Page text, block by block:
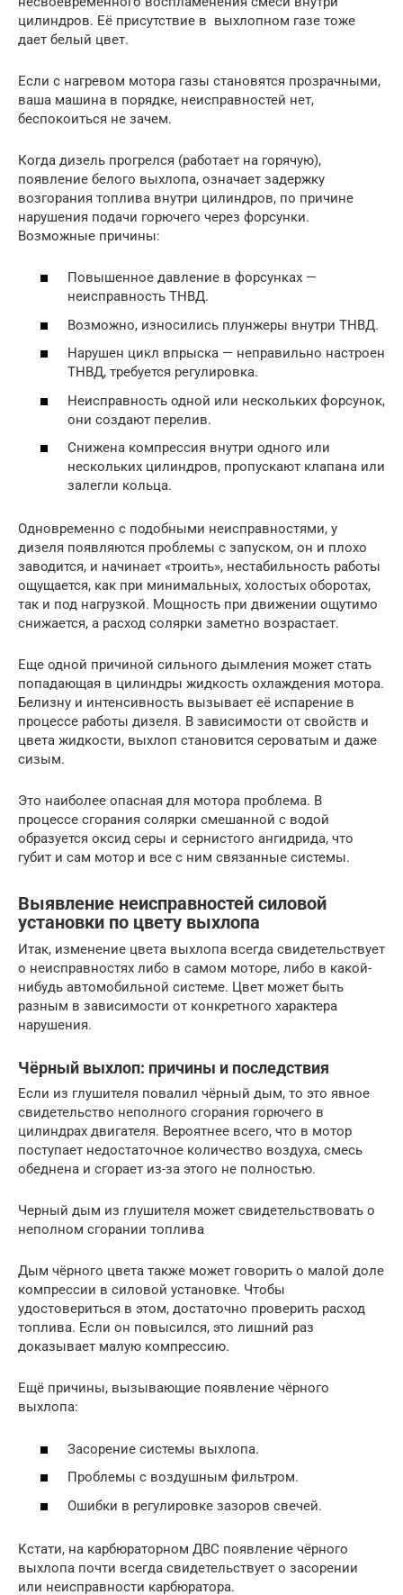
цилиндров. Её присутствие в выхлопном газе тоже
дает белый цвет.
Если с нагревом мотора газы становятся прозрачными,
ваша машина в порядке, неисправностей нет,
беспокоиться не зачем.
Когда дизель прогрелся (работает на горячую),
появление белого выхлопа, означает задержку
возгорания топлива внутри цилиндров, по причине
нарушения подачи горючего через форсунки.
Возможные причины:
Повышенное давление в форсунках —
неисправность ТНВД.
Возможно, износились плунжеры внутри ТНВД.
Нарушен цикл впрыска — неправильно настроен
ТНВД, требуется регулировка.
Неисправность одной или нескольких форсунок,
они создают перелив.
Снижена компрессия внутри одного или
нескольких цилиндров, пропускают клапана или
залегли кольца.
Одновременно с подобными неисправностями, у
дизеля появляются проблемы с запуском, он и плохо
заводится, и начинает «троить», нестабильность работы
ощущается, как при минимальных, холостых оборотах,
так и под нагрузкой. Мощность при движении ощутимо
снижается, а расход солярки заметно возрастает.
Еще одной причиной сильного дымления может стать
попадающая в цилиндры жидкость охлаждения мотора.
Белизну и интенсивность вызывает её испарение в
процессе работы дизеля. В зависимости от свойств и
цвета жидкости, выхлоп становится сероватым и даже
сизым.
Это наиболее опасная для мотора проблема. В
процессе сгорания солярки смешанной с водой
образуется оксид серы и сернистого ангидрида, что
губит и сам мотор и все с ним связанные системы.
Выявление неисправностей силовой
установки по цвету выхлопа
Итак, изменение цвета выхлопа всегда свидетельствует
о неисправностях либо в самом моторе, либо в какой-
нибудь автомобильной системе. Цвет может быть
разным в зависимости от конкретного характера
нарушения.
Чёрный выхлоп: причины и последствия
Если из глушителя повалил чёрный дым, то это явное
свидетельство неполного сгорания горючего в
цилиндрах двигателя. Вероятнее всего, что в мотор
поступает недостаточное количество воздуха, смесь
обеднена и сгорает из-за этого не полностью.
Черный дым из глушителя может свидетельствовать о
неполном сгорании топлива
Дым чёрного цвета также может говорить о малой доле
компрессии в силовой установке. Чтобы
удостовериться в этом, достаточно проверить расход
топлива. Если он повысился, это лишний раз
доказывает малую компрессию.
Ещё причины, вызывающие появление чёрного
выхлопа:
Засорение системы выхлопа.
Проблемы с воздушным фильтром.
Ошибки в регулировке зазоров свечей.
Кстати, на карбюраторном ДВС появление чёрного
выхлопа почти всегда свидетельствует о засорении
или неисправности карбюратора.